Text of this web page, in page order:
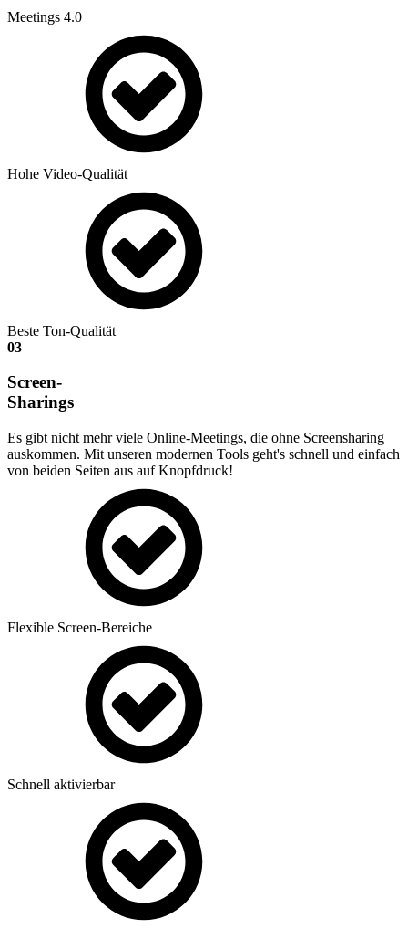
Meetings 4.0
Hohe Video-Qualität
Beste Ton-Qualität
03
Screen-
Sharings
Es gibt nicht mehr viele Online-Meetings, die ohne Screensharing
auskommen. Mit unseren modernen Tools geht's schnell und einfach
von beiden Seiten aus auf Knopfdruck!
Flexible Screen-Bereiche
Schnell aktivierbar